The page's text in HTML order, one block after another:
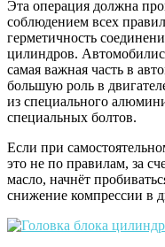
Эта операция должна
соблюдением всех
герметичность
цилиндров.
самая важная часть в
большую роль в
из специального
специальных болтов.
Если при
это не по правилам, за
масло, начнёт
снижение компрессии в